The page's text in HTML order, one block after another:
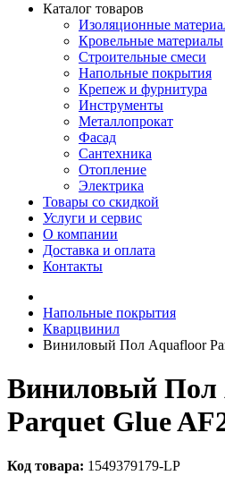
Каталог товаров
Изоляционные
Кровельные материалы
Строительные смеси
Напольные покрытия
Крепеж и фурнитура
Инструменты
Металлопрокат
Фасад
Сантехника
Отопление
Электрика
Товары со скидкой
Услуги и сервис
О компании
Доставка и оплата
Контакты
Напольные покрытия
Кварцвинил
Виниловый Пол Aquafloor
Виниловый Пол
Parquet Glue
Код товара: 1549379179-LP